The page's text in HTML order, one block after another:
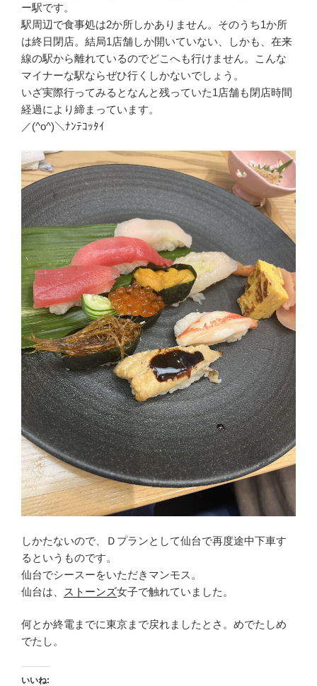
ー駅です。
駅周辺で食事処は2か所しかありません。そのうち1か所
は終日閉店。結局1店舗しか開いていない、しかも、在来
線の駅から離れているのでどこへも行けません。こんな
マイナーな駅ならぜひ行くしかないでしょう。
いざ実際行ってみるとなんと残っていた1店舗も閉店時間
経過により締まっています。
／(^o^)＼ﾅﾝﾃｺｯﾀｲ
しかたないので、Ｄプランとして仙台で再度途中下車す
るというものです。
仙台でシースーをいただきマンモス。
仙台は、
ストーンズ女子で触れていました。
何とか終電までに東京まで戻れましたとさ。めでたしめ
でたし。
いいね: